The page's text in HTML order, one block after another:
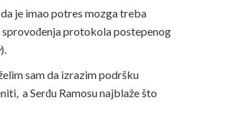
je imao potres mozga treba
protokola postepenog
).
sam da izrazim podršku
a Serđu Ramosu najblaže što